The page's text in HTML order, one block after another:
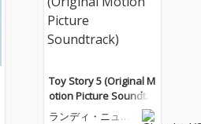
Toy Story 5 (Original M
otion Picture Soundtra
ck)
ランディ・ニュー